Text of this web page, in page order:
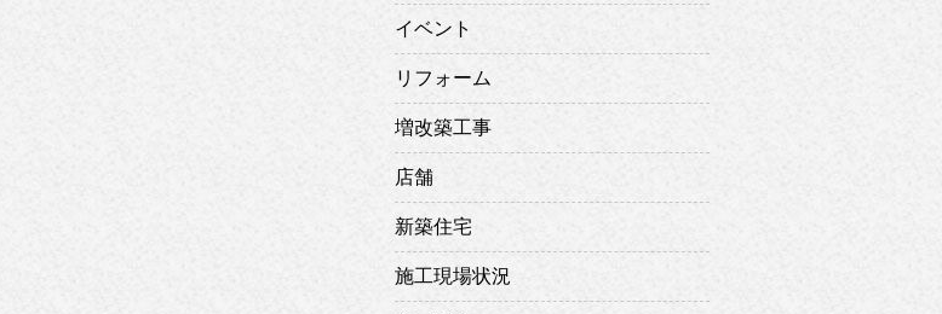
イベント
リフォーム
増改築工事
店舗
新築住宅
施工現場状況